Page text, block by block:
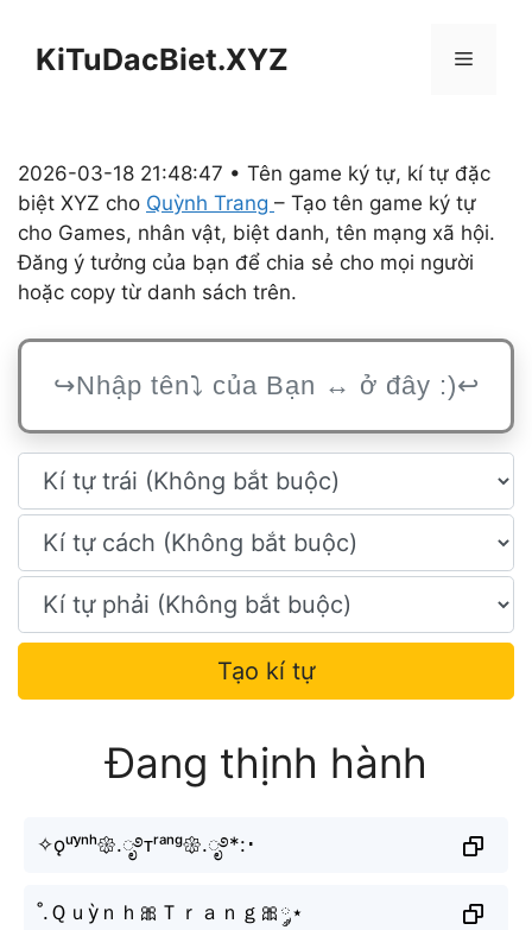
KiTuDacBiet.XYZ Menu
2026-03-18 21:48:47 • Tên game ký tự, kí tự đặc
biệt XYZ cho Quỳnh Trang – Tạo tên game ký tự
cho Games, nhân vật, biệt danh, tên mạng xã hội.
Đăng ý tưởng của bạn để chia sẻ cho mọi người
hoặc copy từ danh sách trên.
Tạo kí tự
Đang thịnh hành
✧ǫᵘʸ̀ⁿʰ𑁍.ೃ࿔ᴛʳᵃⁿᵍ𑁍.ೃ࿔*:･
˚.Ｑｕỳｎｈ🎀Ｔｒａｎｇ🎀༘⋆